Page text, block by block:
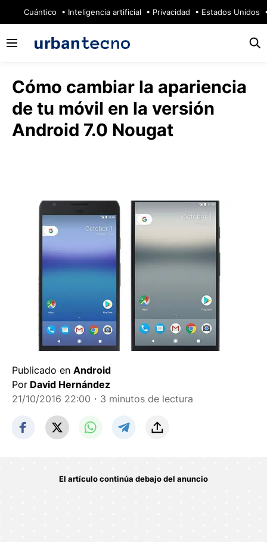
Cuántico Inteligencia artificial Privacidad Estados Unidos
Cómo cambiar la apariencia
de tu móvil en la versión
Android 7.0 Nougat
Publicado en Android
Por David Hernández
21/10/2016 22:00 ・3 minutos de lectura